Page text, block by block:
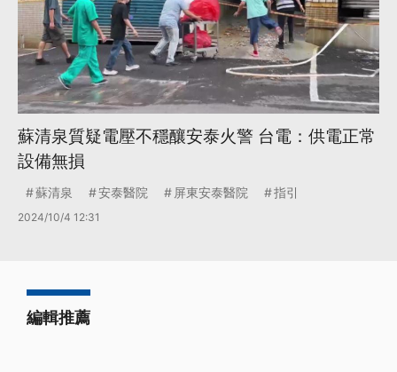
蘇清泉質疑電壓不穩釀安泰火警 台電：供電正常
設備無損
蘇清泉 安泰醫院 屏東安泰醫院 指引
2024/10/4 12:31
編輯推薦